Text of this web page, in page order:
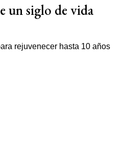
un siglo de vida